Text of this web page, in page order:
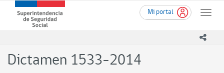
contenido
Mi portal
Toggle
Superintendencia
de
-
Dictamen 1533-2014